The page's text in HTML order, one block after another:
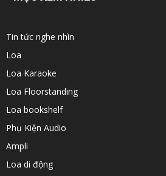
Tin tức nghe nhìn
Loa
Loa Karaoke
Loa Floorstanding
Loa bookshelf
Phụ Kiện Audio
Ampli
Loa di động